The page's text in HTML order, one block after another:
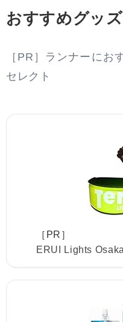
おすすめグッズ
［PR］ランナーにお
セレクト
［PR］
ERUI Lights